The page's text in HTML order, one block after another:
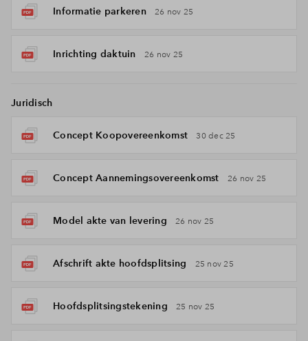
Informatie parkeren 26 nov 25
Inrichting daktuin 26 nov 25
Juridisch
Concept Koopovereenkomst 30 dec 25
Concept Aannemingsovereenkomst 26 nov 25
Model akte van levering 26 nov 25
Afschrift akte hoofdsplitsing 25 nov 25
Hoofdsplitsingstekening 25 nov 25